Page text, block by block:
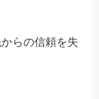
らの信頼を失